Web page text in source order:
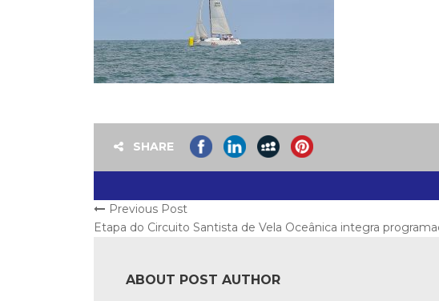
SHARE
Previous Post
Etapa do Circuito Santista de Vela Oceânica integra
ABOUT POST AUTHOR